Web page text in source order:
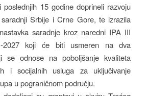
15 godine doprineli razvoju
Srbije i Crne Gore, te izrazila
saradnje kroz naredni IPA III
2027 koji će biti usmeren na dva
se odnose na poboljšanje kvaliteta
i socijalnih usluga za uključivanje
u pograničnom području.